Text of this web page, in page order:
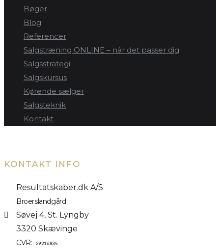
Bøger
Blog
Referencer
Salgstræning ONLINE – når det passer dig
Salgsstrategi
Salgskursus
Kørende sælger
Salgsteknik
Kontakt
KONTAKT INFO
Resultatskaber.dk A/S
Broerslandgård
Søvej 4, St. Lyngby
3320 Skævinge
CVR: 29216835